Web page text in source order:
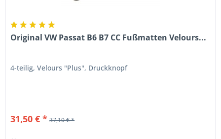
Original VW Passat B6 B7 CC Fußmatten Velours...
4-teilig, Velours "Plus", Druckknopf
31,50 € * 37,10 € *